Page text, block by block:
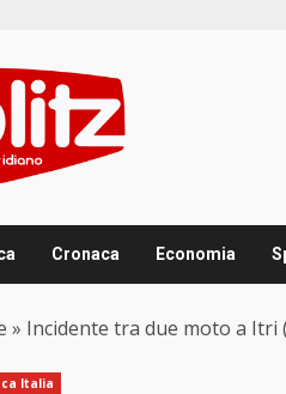
Cronaca Economia
» Incidente tra due moto a
Italia